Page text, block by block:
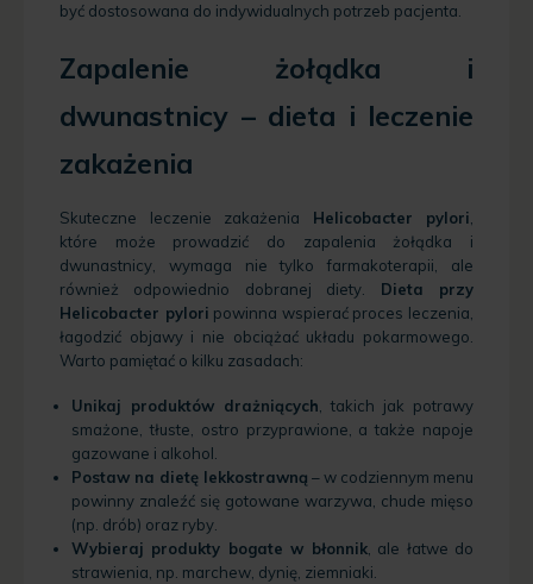
być dostosowana do indywidualnych potrzeb pacjenta.
Zapalenie żołądka i
dwunastnicy – dieta i leczenie
zakażenia
Skuteczne leczenie zakażenia Helicobacter pylori
które może prowadzić do zapalenia żołądka i
dwunastnicy, wymaga nie tylko farmakoterapii, ale
również odpowiednio dobranej diety. Dieta przy
Helicobacter pylori powinna wspierać proces leczenia,
łagodzić objawy i nie obciążać układu pokarmowego.
Warto pamiętać o kilku zasadach:
Unikaj produktów drażniących , takich jak potrawy
smażone, tłuste, ostro przyprawione, a także napoje
gazowane i alkohol.
Postaw na dietę lekkostrawną – w codziennym menu
powinny znaleźć się gotowane warzywa, chude mięso
(np. drób) oraz ryby.
Wybieraj produkty bogate w błonnik, ale łatwe do
strawienia, np. marchew, dynię, ziemniaki.